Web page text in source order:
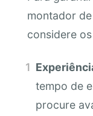
montador
considere
tempo de
procure